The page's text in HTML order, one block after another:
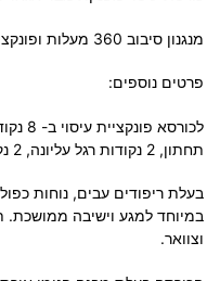
מנגנון סיבוב 360 מעלות ופונקציית חימום גב תחתון מפנקת במיוחד.
פרטים נוספים:
תחתון, 2 נקודות רגל עליונה, 2 נקודות רגל תחתונה).
בעלת ריפודים עבים, נוחות
במיוחד למגע וישיבה ממושכת.
וצוואר.